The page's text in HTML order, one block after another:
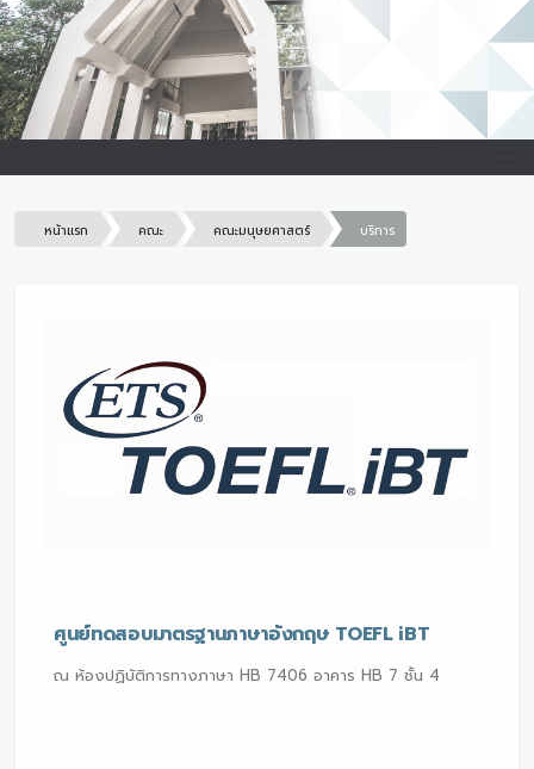
หน้าแรก คณะ คณะมนุษยศาสตร์ บริการ
ศูนย์ทดสอบมาตรฐานภาษาอังกฤษ TOEFL iBT
ณ ห้องปฏิบัติการทางภาษา HB 7406 อาคาร HB 7 ชั้น 4